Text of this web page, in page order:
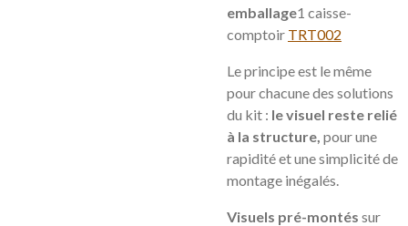
emballage1 caisse-
comptoir TRT002
Le principe est le même
pour chacune des solutions
du kit : le visuel reste relié
à la structure, pour une
rapidité et une simplicité de
montage inégalés.
Visuels pré-montés sur